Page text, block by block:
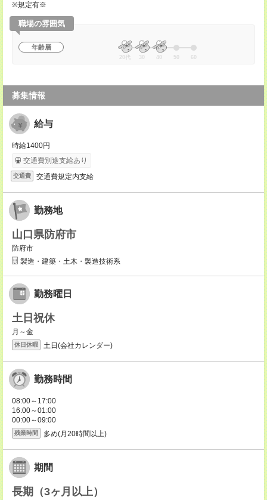
※規定有※
職場の雰囲気
年齢層
20代 30 40 50 60
募集情報
給与
時給1400円
交通費別途支給あり
交通費 交通費規定内支給
勤務地
山口県防府市
防府市
製造・建築・土木・製造技術系
勤務曜日
土日祝休
月～金
休日休暇 土日(会社カレンダー)
勤務時間
08:00～17:00
16:00～01:00
00:00～09:00
残業時間 多め(月20時間以上)
期間
長期（3ヶ月以上）